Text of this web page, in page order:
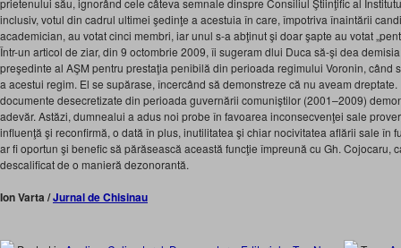
prietenului său, ignorând cele câteva semnale dinspre Consiliul Ştiinţific al
inclusiv, votul din cadrul ultimei şedinţe a acestuia în care, împotriva înaintării
academician, au votat cinci membri, iar unul s-a abţinut şi doar şapte au votat
Într-un articol de ziar, din 9 octombrie 2009, îi sugeram dlui Duca să-şi dea
preşedinte al AŞM pentru prestaţia penibilă din perioada regimului Voronin, când
a acestui regim. El se supărase, încercând să demonstreze că nu aveam
documente desecretizate din perioada guvernării comuniştilor (2001–2009)
adevăr. Astăzi, dumnealui a adus noi probe în favoarea inconsecvenţei sale
influenţă şi reconfirmă, o dată în plus, inutilitatea şi chiar nocivitatea aflării sale în
ar fi oportun şi benefic să părăsească această funcţie împreună cu Gh. Cojocaru,
descalificat de o manieră dezonorantă.
Ion Varta /Jurnal de Chisinau